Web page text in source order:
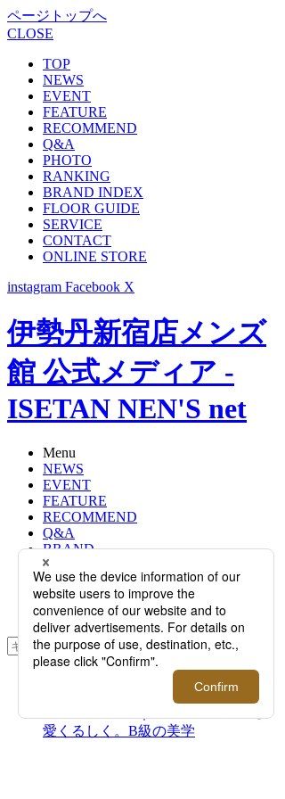
ページトップへ
CLOSE
TOP
NEWS
EVENT
FEATURE
RECOMMEND
Q&A
PHOTO
RANKING
BRAND INDEX
FLOOR GUIDE
SERVICE
CONTACT
ONLINE STORE
instagram Facebook X
伊勢丹新宿店メンズ
館 公式メディア -
ISETAN NEN'S net
Menu
NEWS
EVENT
FEATURE
RECOMMEND
Q&A
BRAND
FLOOR
RANKING
ONLINE STORE
SERVICE
検索
愛くるしく。B級の美学